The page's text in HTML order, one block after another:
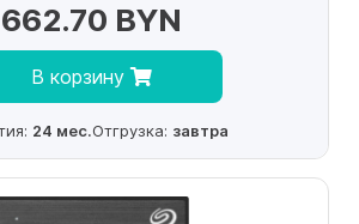
662.70 BYN
В корзину
24 мес.Отгрузка: завтра